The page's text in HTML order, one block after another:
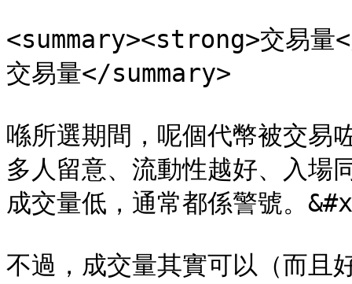
<summary><strong>交易
交易量</summary>
喺所選期間，呢個代幣被交易
多人留意、流動性越好、入場
成交量低，通常都係警號。
不過，成交量其實可以（而且